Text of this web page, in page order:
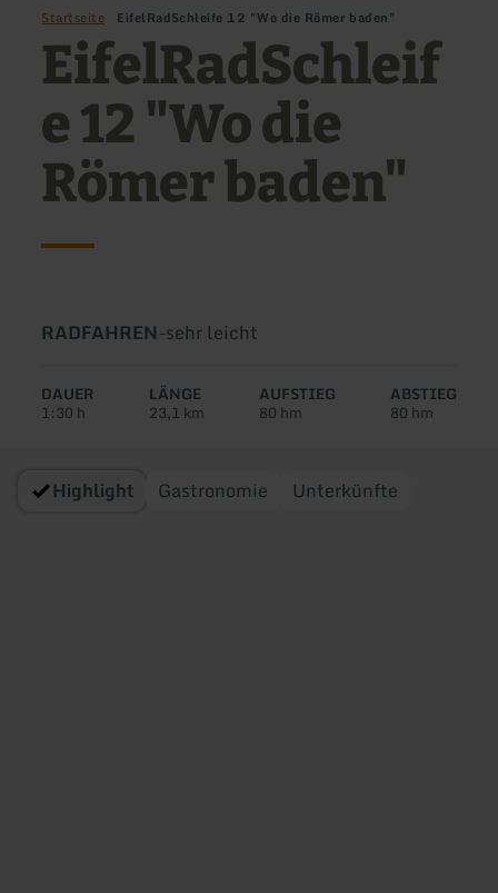
Startseite EifelRadSchleife 12 "Wo die Römer baden"
EifelRadSchleif
e 12 "Wo die
Römer baden"
Art
Tour:
RADFAHREN-Schwierigkeit:
sehr leicht
DAUER
1:30 h
LÄNGE
23,1 km
AUFSTIEG
80 hm
ABSTIEG
80 hm
Highlight Gastronomie Unterkünfte